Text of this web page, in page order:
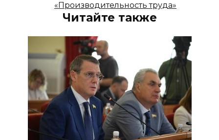
«Производительность труда»
Читайте также